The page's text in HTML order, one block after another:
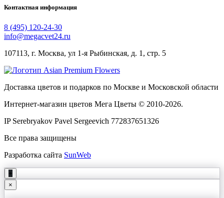
Контактная информация
8 (495) 120-24-30
info@megacvet24.ru
107113, г. Москва, ул 1-я Рыбинская, д. 1, стр. 5
Доставка цветов и подарков по Москве и Московской области
Интернет-магазин цветов Мега Цветы © 2010-2026.
IP Serebryakov Pavel Sergeevich 772837651326
Все права защищены
Разработка сайта SunWeb
+
×